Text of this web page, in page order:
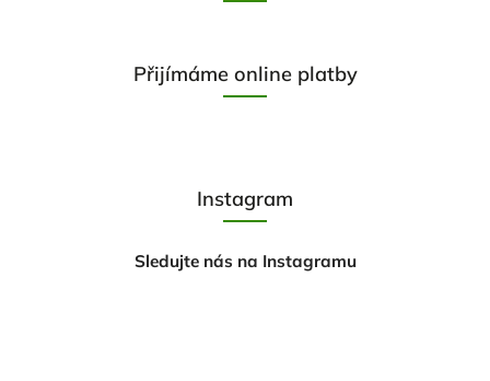
Přijímáme online platby
Instagram
Sledujte nás na Instagramu